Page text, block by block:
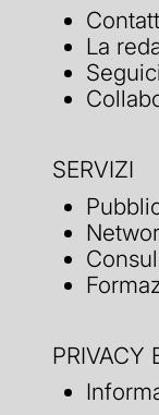
La
SERVIZI
PRIVACY